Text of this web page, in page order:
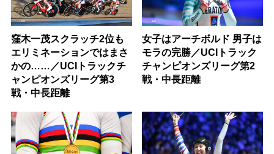
窪木一茂スクラッチ2位も
エリミネーションではまさ
かの……／UCIトラックチ
ャンピオンズリーグ第3
戦・中長距離
女子はアーチボルド 男子は
モラの完勝／UCIトラック
チャンピオンズリーグ第2
戦・中長距離